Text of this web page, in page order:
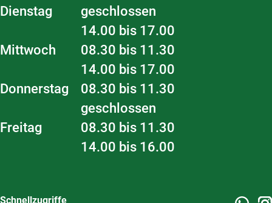
Dienstag
geschlossen
14.00 bis 17.00
Mittwoch
08.30 bis 11.30
14.00 bis 17.00
Donnerstag
08.30 bis 11.30
geschlossen
Freitag
08.30 bis 11.30
14.00 bis 16.00
Schnellzugriffe